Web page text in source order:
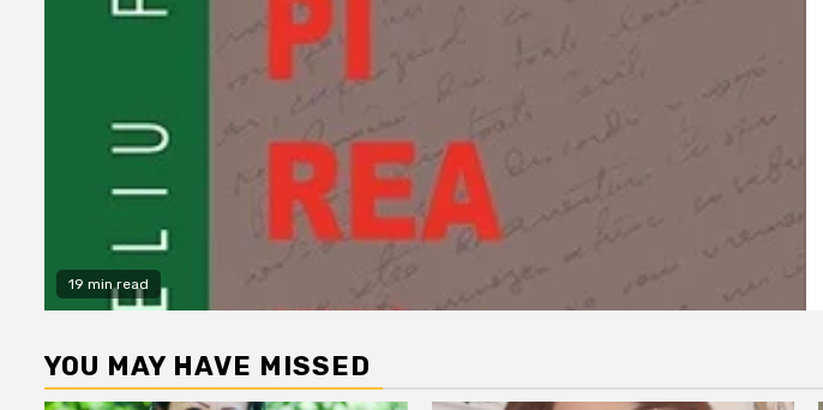
19 min read
YOU MAY HAVE MISSED